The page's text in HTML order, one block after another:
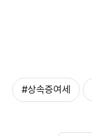
#상속증여세